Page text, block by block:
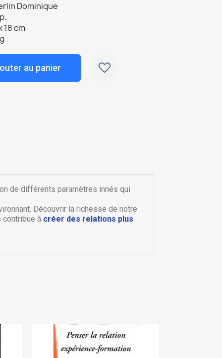
Dominique
18 cm
au panier
de différents paramètres innés qui
Découvrir la richesse de notre
contribue à créer des relations plus